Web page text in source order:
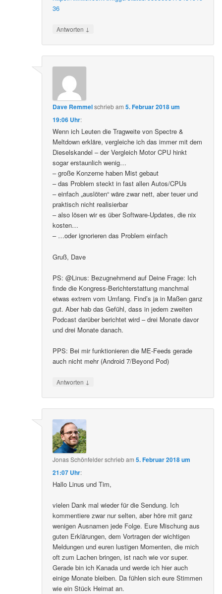
36
Antworten ↓
Dave Remmelschriebam5. Februar 2018 um
19:06 Uhr:
Wenn ich Leuten die Tragweite von Spectre &
Meltdown erkläre, vergleiche ich das immer mit dem
Dieselskandel – der Vergleich Motor CPU hinkt
sogar erstaunlich wenig…
– große Konzerne haben Mist gebaut
– das Problem steckt in fast allen Autos/CPUs
– einfach „auslöten“ wäre zwar nett, aber teuer und
praktisch nicht realisierbar
– also lösen wir es über Software-Updates, die nix
kosten…
– …oder ignorieren das Problem einfach
Gruß, Dave
PS: @Linus: Bezugnehmend auf Deine Frage: Ich
finde die Kongress-Berichterstattung manchmal
etwas extrem vom Umfang. Find’s ja in Maßen ganz
gut. Aber hab das Gefühl, dass in jedem zweiten
Podcast darüber berichtet wird – drei Monate davor
und drei Monate danach.
PPS: Bei mir funktionieren die ME-Feeds gerade
auch nicht mehr (Android 7/Beyond Pod)
Antworten ↓
Jonas Schönfelderschriebam5. Februar 2018 um
21:07 Uhr:
Hallo Linus und Tim,
vielen Dank mal wieder für die Sendung. Ich
kommentiere zwar nur selten, aber höre mit ganz
wenigen Ausnamen jede Folge. Eure Mischung aus
guten Erklärungen, dem Vortragen der wichtigen
Meldungen und euren lustigen Momenten, die mich
oft zum Lachen bringen, ist nach wie vor super.
Gerade bin ich Kanada und werde ich hier auch
einige Monate bleiben. Da fühlen sich eure Stimmen
wie ein Stück Heimat an.